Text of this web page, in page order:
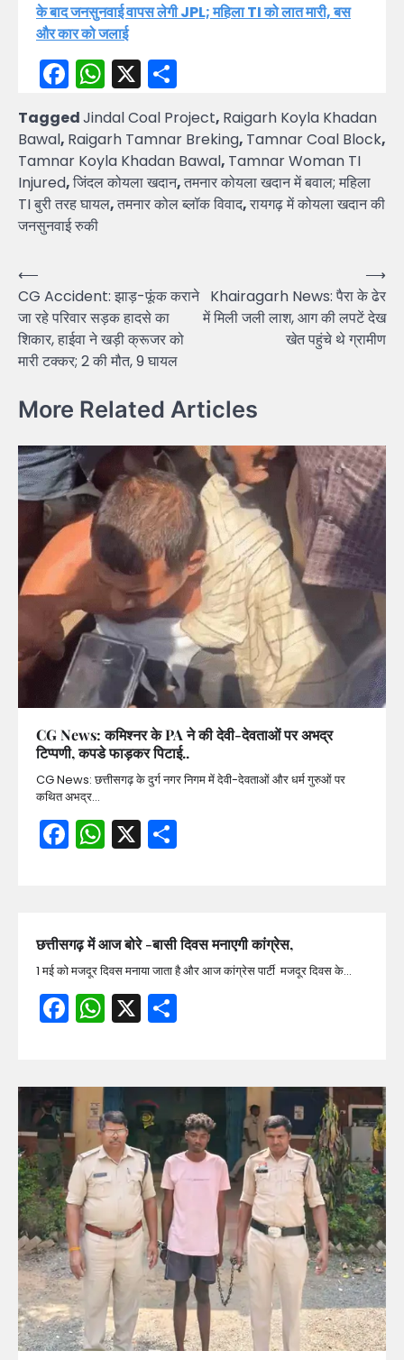
के बाद जनसुनवाई वापस लेगी JPL; महिला TI को लात मारी, बस
और कार को जलाई
Facebook
WhatsApp
X
TaggedJindal Coal Project, Raigarh Koyla Khadan
Bawal, Raigarh Tamnar Breking, Tamnar Coal Block,
Tamnar Koyla Khadan Bawal, Tamnar Woman TI
Injured,जिंदल कोयला खदान,तमनार कोयला खदान में बवाल; महिला
TI बुरी तरह घायल,तमनार कोल ब्लॉक विवाद,रायगढ़ में कोयला खदान की
जनसुनवाई रुकी
Post
navigation
⟵
CG Accident: झाड़-फूंक कराने
जा रहे परिवार सड़क हादसे का
शिकार, हाईवा ने खड़ी क्रूजर को
मारी टक्कर; 2 की मौत, 9 घायल
Khairagarh News: पैरा के ढेर
में मिली जली लाश, आग की लपटें देख
खेत पहुंचे थे ग्रामीण
⟶
More Related Articles
CG News: कमिश्नर के PA ने की देवी-देवताओं पर अभद्र
टिप्पणी, कपडे फाड़कर पिटाई..
CG News: छत्तीसगढ़ के दुर्ग नगर निगम में देवी-देवताओं और धर्म गुरुओं पर
कथित अभद्र…
Facebook
WhatsApp
X
छत्तीसगढ़ में आज बोरे -बासी दिवस मनाएगी कांग्रेस,
1 मई को मजदूर दिवस मनाया जाता है और आज कांग्रेस पार्टी मजदूर दिवस के…
Facebook
WhatsApp
X